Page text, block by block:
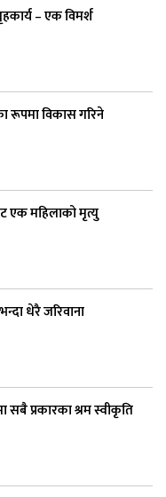
– एक विमर्श
रूपमा विकास गरिने
एक महिलाको मृत्यु
धेरै जरिवाना
सबै प्रकारका श्रम स्वीकृति